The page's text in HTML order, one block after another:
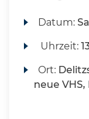
Datum:
Uhrzeit:
Ort:
neue